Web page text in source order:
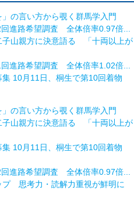
の言い方から覗く群馬学入門
回進路希望調査 全体倍率0.97倍...
山親方に決意語る 「十両以上が
回進路希望調査 全体倍率1.02倍...
10月11日、桐生で第10回着物
の言い方から覗く群馬学入門
山親方に決意語る 「十両以上が
10月11日、桐生で第10回着物
回進路希望調査 全体倍率0.97倍...
プ 思考力・読解力重視が鮮明に